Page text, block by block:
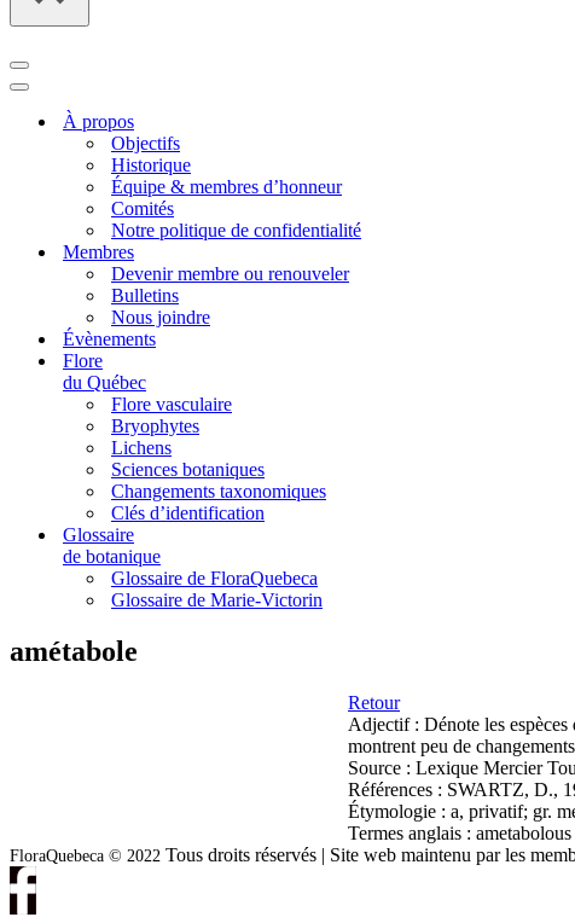
Menu
de
navigation
Menu
navigationÀ propos
Objectifs
Historique
Équipe & membres d’honneur
Comités
Notre politique de confidentialité
Membres
Devenir membre ou renouveler
Bulletins
Nous joindre
Évènements
Flore
du Québec
Flore vasculaire
Bryophytes
Lichens
Sciences botaniques
Changements taxonomiques
Clés d’identification
Glossaire
de botanique
Glossaire de FloraQuebeca
Glossaire de Marie-Victorin
amétabole
Retour
Adjectif : Dénote les
montrent peu de
Source : Lexique Mercier
Références : SWARTZ, D.,
Étymologie : a, privatif; gr.
Termes anglais : ametabolous
FloraQuebeca © 2022 Tous droits réservés | Site web maintenu par les